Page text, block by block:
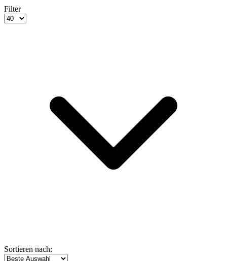
Filter
Sortieren nach: